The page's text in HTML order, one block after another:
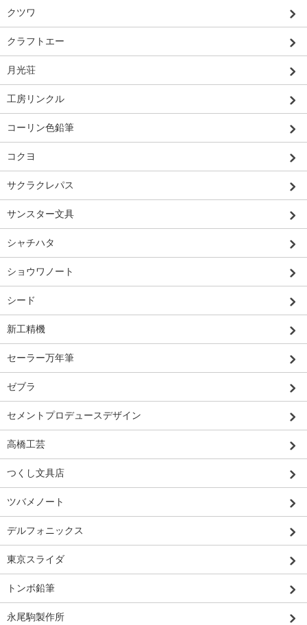
クツワ
クラフトエー
月光荘
工房リンクル
コーリン色鉛筆
コクヨ
サクラクレパス
サンスター文具
シャチハタ
ショウワノート
シード
新工精機
セーラー万年筆
ゼブラ
セメントプロデュースデザイン
高橋工芸
つくし文具店
ツバメノート
デルフォニックス
東京スライダ
トンボ鉛筆
永尾駒製作所